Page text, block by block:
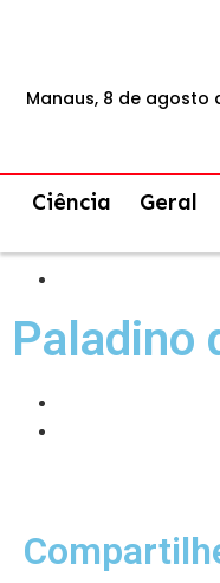
Manaus, 8 de agosto
Ciência Geral
Paladino